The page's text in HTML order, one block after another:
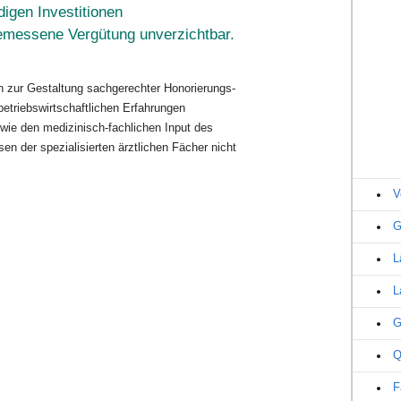
Investitionen
Vergütung unverzichtbar.
Gestaltung sachgerechter Honorierungs-
Erfahrungen
den medizinisch-fachlichen Input des
der spezialisierten ärztlichen Fächer nicht